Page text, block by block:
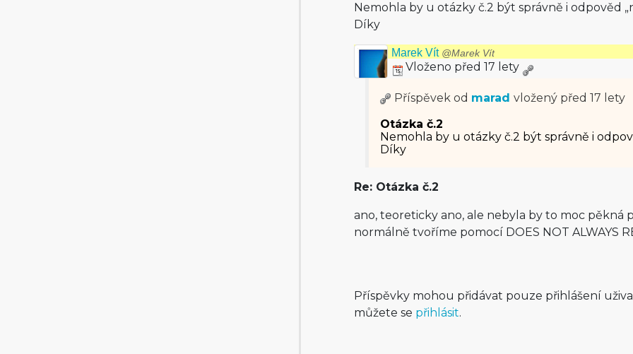
Nemohla by u otázky č.2 být správně i odpověd
Díky
Marek Vít @Marek Vít
Vloženo před 17 lety
Příspěvek od marad vložený před 17 lety
Otázka č.2
Nemohla by u otázky č.2 být správně i
Díky
Re: Otázka č.2
ano, teoreticky ano, ale nebyla by to moc pěkná
normálně tvoříme pomocí DOES NOT ALWAYS
Příspěvky mohou přidávat pouze přihlášení
můžete se přihlásit.